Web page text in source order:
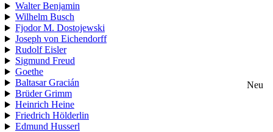
Walter Benjamin
Wilhelm Busch
Fjodor M. Dostojewski
Joseph von Eichendorff
Rudolf Eisler
Sigmund Freud
Goethe
Baltasar Gracián
Neu
Brüder Grimm
Heinrich Heine
Friedrich Hölderlin
Edmund Husserl